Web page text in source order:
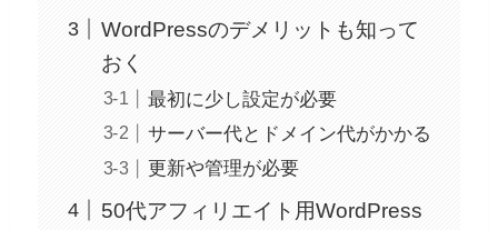
WordPressのデメリットも知って
おく
最初に少し設定が必要
サーバー代とドメイン代がかかる
更新や管理が必要
50代アフィリエイト用WordPress